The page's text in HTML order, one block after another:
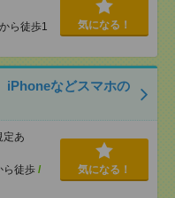
ら徒歩1
気になる！
iPhoneなどスマホの
あ
ら徒歩 /
気になる！